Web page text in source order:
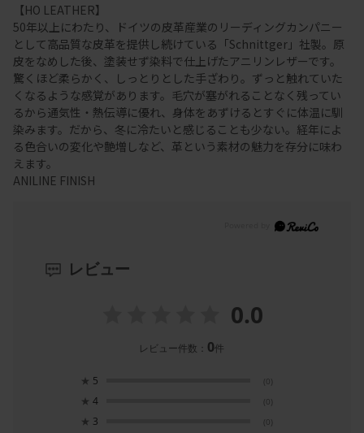
【HO LEATHER】
50年以上にわたり、ドイツの皮革産業のリーディングカンパニー
として高品質な皮革を提供し続けている「Schnittger」社製。原
皮をなめした後、塗装せず染料で仕上げたアニリンレザーです。
驚くほど柔らかく、しっとりとした手ざわり。ずっと触れていた
くなるような感覚があります。毛穴が塞がれることなく残ってい
るから通気性・熱伝導に優れ、身体をあずけるとすぐに体温に馴
染みます。だから、冬に冷たいと感じることも少ない。経年によ
る色合いの変化や艶増しなど、革という素材の魅力を存分に味わ
えます。
ANILINE FINISH
レビュー
0.0
レビュー件数： 0件
★ 5 (0)
★ 4 (0)
★ 3 (0)